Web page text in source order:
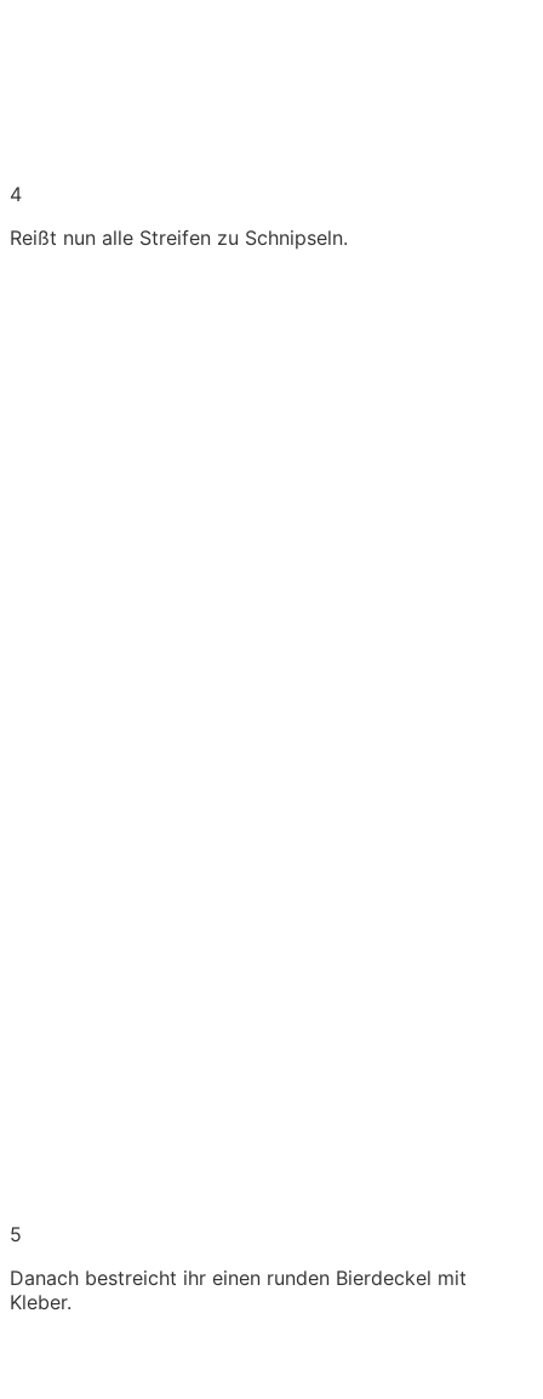
4
Reißt nun alle Streifen zu Schnipseln.
5
Danach bestreicht ihr einen runden Bierdeckel mit
Kleber.